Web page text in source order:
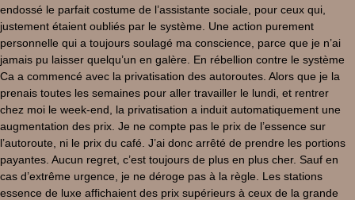
endossé le parfait costume de l’assistante sociale, pour ceux qui,
justement étaient oubliés par le système. Une action purement
personnelle qui a toujours soulagé ma conscience, parce que je n’ai
jamais pu laisser quelqu’un en galère. En rébellion contre le système
Ca a commencé avec la privatisation des autoroutes. Alors que je la
prenais toutes les semaines pour aller travailler le lundi, et rentrer
chez moi le week-end, la privatisation a induit automatiquement une
augmentation des prix. Je ne compte pas le prix de l’essence sur
l’autoroute, ni le prix du café. J’ai donc arrêté de prendre les portions
payantes. Aucun regret, c’est toujours de plus en plus cher. Sauf en
cas d’extrême urgence, je ne déroge pas à la règle. Les stations
essence de luxe affichaient des prix supérieurs à ceux de la grande